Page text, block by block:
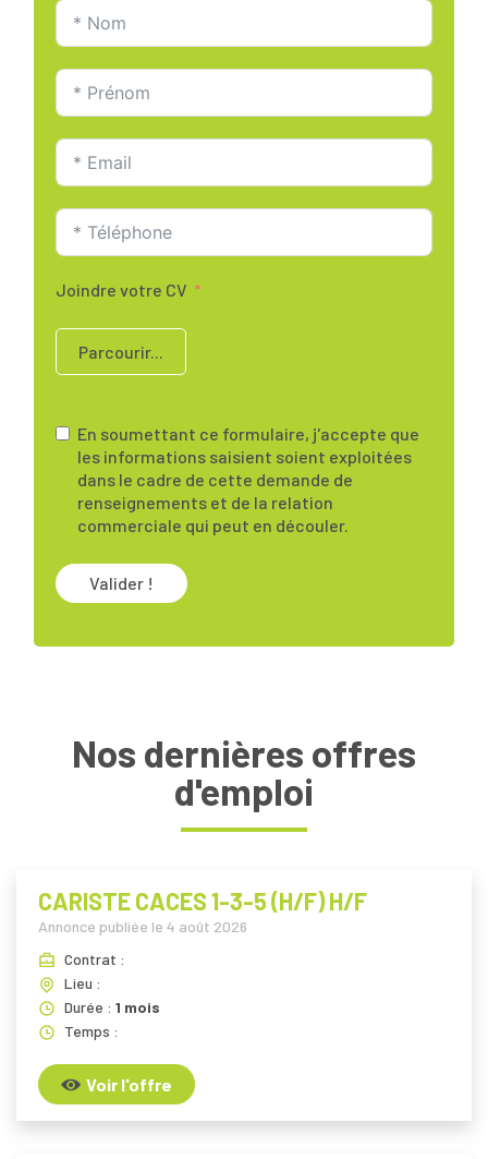
Joindre votre CV
Parcourir...
En soumettant ce formulaire, j'accepte que
les informations saisient soient exploitées
dans le cadre de cette demande de
renseignements et de la relation
commerciale qui peut en découler.
Valider !
Nos dernières offres
d'emploi
CARISTE CACES 1-3-5 (H/F) H/F
Annonce publiée le 4 août 2026
Contrat :
Lieu :
Durée : 1 mois
Temps :
Voir l'offre